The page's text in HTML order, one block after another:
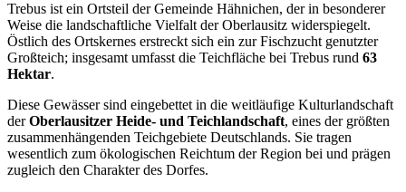
Trebus ist ein Ortsteil der Gemeinde Hähnichen, der in besonderer
Weise die landschaftliche Vielfalt der Oberlausitz widerspiegelt.
Östlich des Ortskernes erstreckt sich ein zur Fischzucht genutzter
Großteich; insgesamt umfasst die Teichfläche bei Trebus rund 63
Hektar.
Diese Gewässer sind eingebettet in die weitläufige Kulturlandschaft
derOberlausitzer Heide- und Teichlandschaft, eines der größten
zusammenhängenden Teichgebiete Deutschlands. Sie tragen
wesentlich zum ökologischen Reichtum der Region bei und prägen
zugleich den Charakter des Dorfes.